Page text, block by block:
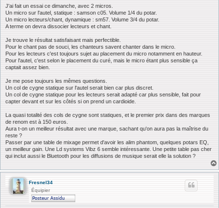
s
s
g
e
J'ai fait un essai ce dimanche, avec 2 micros.
Un micro sur l'autel, statique : samson c05. Volume 1/4 du potar.
Un micro lecteurs/chant, dynamique : sm57. Volume 3/4 du potar.
A terme on devra dissocier lecteurs et chant.
Je trouve le résultat satisfaisant mais perfectible.
Pour le chant pas de souci, les chanteurs savent chanter dans le micro.
Pour les lecteurs c'est toujours sujet au placement du micro notamment en hauteur.
Pour l'autel, c'est selon le placement du curé, mais le micro étant plus sensible ça
captait assez bien.
Je me pose toujours les mêmes questions.
Un col de cygne statique sur l'autel serait bien car plus discret.
Un col de cygne statique pour les lecteurs serait adapté car plus sensible, fait pour
capter devant et sur les côtés si on prend un cardioide.
La quasi totalité des cols de cygne sont statiques, et le premier prix dans des marques
de renom est à 150 euros.
Aura t-on un meilleur résultat avec une marque, sachant qu'on aura pas la maîtrise du
reste ?
Passer par une table de mixage permet d'avoir les alim phantom, quelques potars EQ,
un meilleur gain. Une Ld systems Vibz 6 semble intéressante. Une petite table pas cher
qui inclut aussi le Bluetooth pour les diffusions de musique serait elle la solution ?
Fresnel34
Équipier